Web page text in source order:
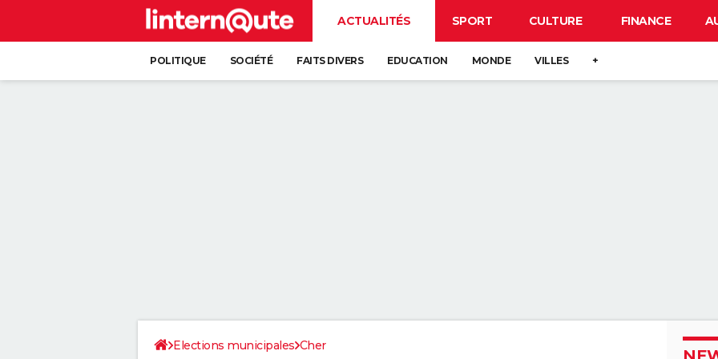
ACTUALITÉS SPORT CULTURE FINANCE
POLITIQUE SOCIÉTÉ FAITS DIVERS EDUCATION MONDE VILLES +
Elections municipales Cher